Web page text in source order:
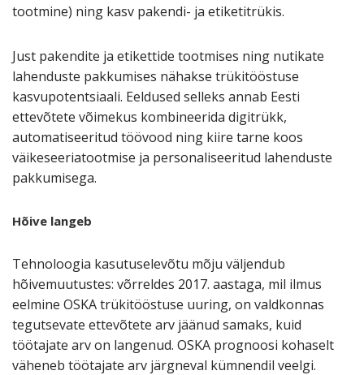
tootmine) ning kasv pakendi- ja etiketitrükis.
Just pakendite ja etikettide tootmises ning nutikate
lahenduste pakkumises nähakse trükitööstuse
kasvupotentsiaali. Eeldused selleks annab Eesti
ettevõtete võimekus kombineerida digitrükk,
automatiseeritud töövood ning kiire tarne koos
väikeseeriatootmise ja personaliseeritud lahenduste
pakkumisega.
Hõive langeb
Tehnoloogia kasutuselevõtu mõju väljendub
hõivemuutustes: võrreldes 2017. aastaga, mil ilmus
eelmine OSKA trükitööstuse uuring, on valdkonnas
tegutsevate ettevõtete arv jäänud samaks, kuid
töötajate arv on langenud. OSKA prognoosi kohaselt
väheneb töötajate arv järgneval kümnendil veelgi.